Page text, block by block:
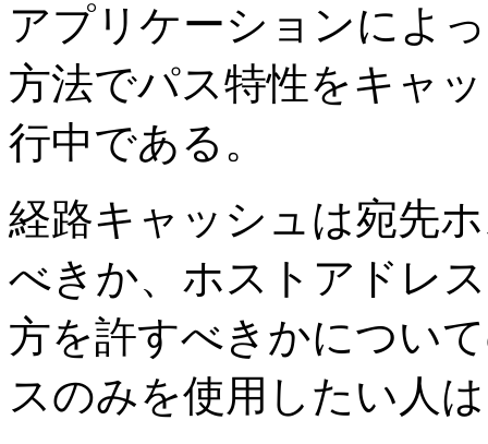
アプリケーションによ
方法でパス特性をキャ
行中である。
経路キャッシュは宛先
べきか、ホストアドレ
方を許すべきかについ
スのみを使用したい人